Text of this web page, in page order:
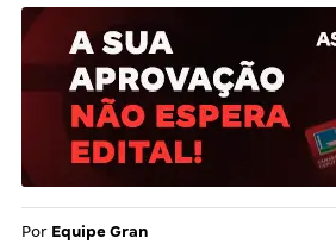
Por Equipe Gran